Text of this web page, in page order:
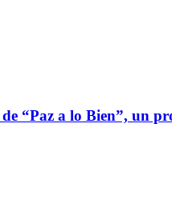
“Paz a lo Bien”, un